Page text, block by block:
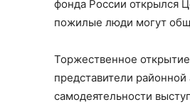
фонда России открылся
пожилые люди могут
Торжественное
представители
самодеятельности